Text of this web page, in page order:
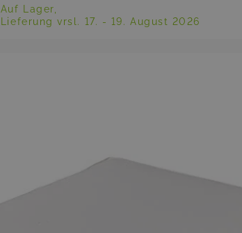
Auf Lager,
Lieferung vrsl. 17. - 19. August 2026